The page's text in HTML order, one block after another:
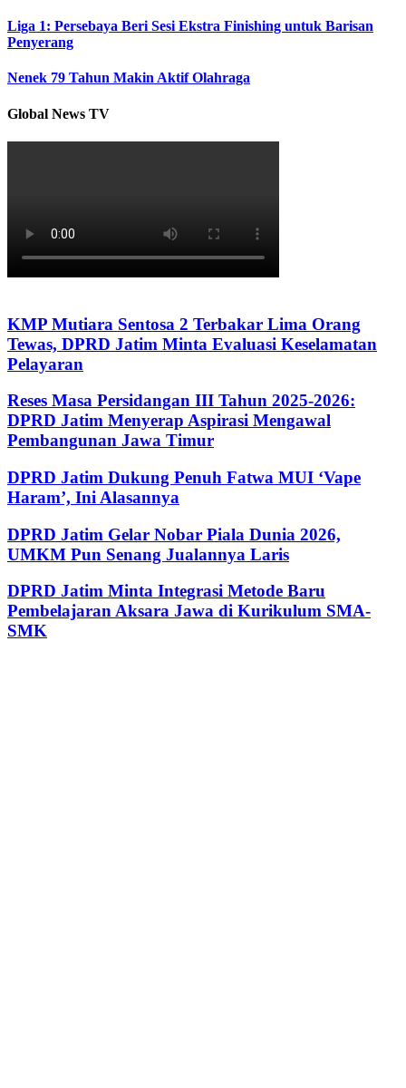
Liga 1: Persebaya Beri Sesi Ekstra Finishing untuk Barisan
Penyerang
Nenek 79 Tahun Makin Aktif Olahraga
Global News TV
KMP Mutiara Sentosa 2 Terbakar Lima Orang
Tewas, DPRD Jatim Minta Evaluasi Keselamatan
Pelayaran
Reses Masa Persidangan III Tahun 2025-2026:
DPRD Jatim Menyerap Aspirasi Mengawal
Pembangunan Jawa Timur
DPRD Jatim Dukung Penuh Fatwa MUI ‘Vape
Haram’, Ini Alasannya
DPRD Jatim Gelar Nobar Piala Dunia 2026,
UMKM Pun Senang Jualannya Laris
DPRD Jatim Minta Integrasi Metode Baru
Pembelajaran Aksara Jawa di Kurikulum SMA-
SMK